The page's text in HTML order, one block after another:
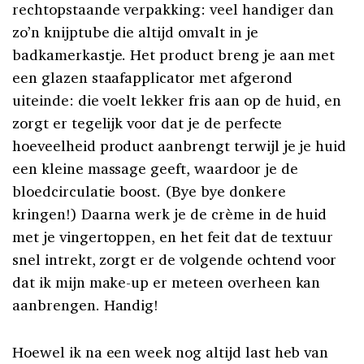
rechtopstaande verpakking: veel handiger dan
zo’n knijptube die altijd omvalt in je
badkamerkastje. Het product breng je aan met
een glazen staafapplicator met afgerond
uiteinde: die voelt lekker fris aan op de huid, en
zorgt er tegelijk voor dat je de perfecte
hoeveelheid product aanbrengt terwijl je je huid
een kleine massage geeft, waardoor je de
bloedcirculatie boost. (Bye bye donkere
kringen!) Daarna werk je de crème in de huid
met je vingertoppen, en het feit dat de textuur
snel intrekt, zorgt er de volgende ochtend voor
dat ik mijn make-up er meteen overheen kan
aanbrengen. Handig!
Hoewel ik na een week nog altijd last heb van